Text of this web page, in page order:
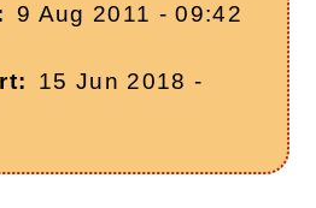
9 Aug 2011 - 09:42
15 Jun 2018 -